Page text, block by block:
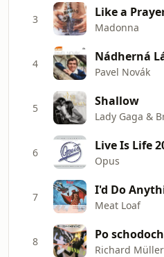
3 Like a
Madonna
4 Nádherná
Pavel Novák
5 Shallow
Lady Gaga &
6
Opus
7
Meat Loaf
8 Po schodoch
Richard